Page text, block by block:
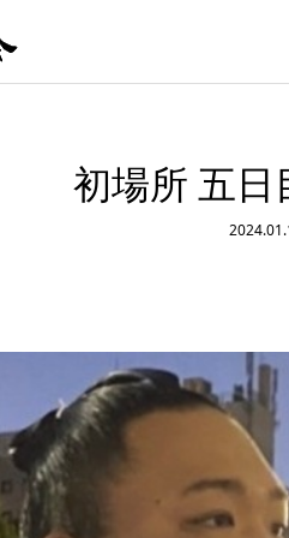
初場所 五日